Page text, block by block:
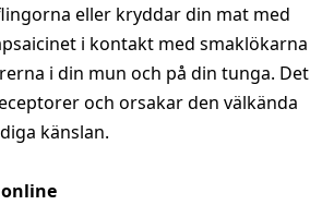
eller kryddar din mat med
i kontakt med smaklökarna
i din mun och på din tunga. Det
och orsakar den välkända
känslan.